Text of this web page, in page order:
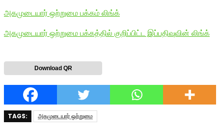
அகமுடையார் ஒற்றுமை பக்கம் லிங்க்
அகமுடையார் ஒற்றுமை பக்கத்தில் குறிப்பிட்ட இப்பதிவுவின் லிங்க்
Download QR
TAGS: அகமுடையார் ஒற்றுமை